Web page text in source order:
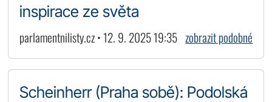
inspirace ze světa
parlamentnilisty.cz • 12. 9. 2025 19:35 zobrazit podobné
Scheinherr (Praha sobě): Podolská